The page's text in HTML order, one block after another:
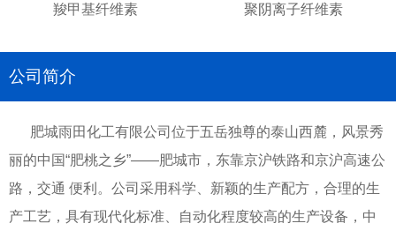
羧甲基纤维素 聚阴离子纤维素
公司简介
肥城雨田化工有限公司位于五岳独尊的泰山西麓，风景秀
丽的中国“肥桃之乡”——肥城市，东靠京沪铁路和京沪高速公
路，交通 便利。公司采用科学、新颖的生产配方，合理的生
产工艺，具有现代化标准、自动化程度较高的生产设备，中